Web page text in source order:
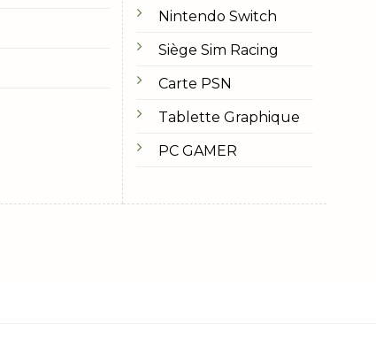
Nintendo Switch
Siège Sim Racing
Carte PSN
Tablette Graphique
PC GAMER